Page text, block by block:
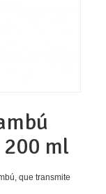
ml
que transmite